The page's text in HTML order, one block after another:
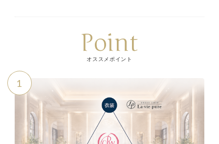
Point
オススメポイント
1